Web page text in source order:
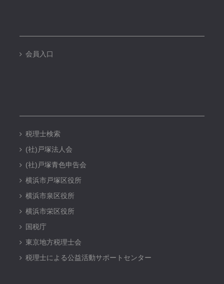
会員入口
税理士検索
(社)戸塚法人会
(社)戸塚青色申告会
横浜市戸塚区役所
横浜市泉区役所
横浜市栄区役所
国税庁
東京地方税理士会
税理士による公益活動サポートセンター